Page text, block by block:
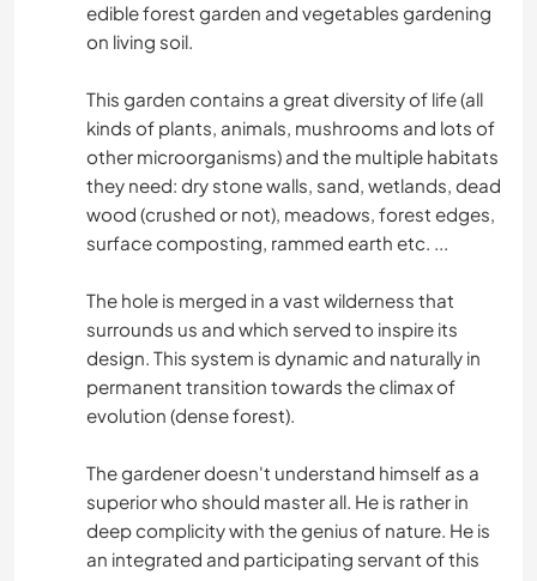
edible forest garden and vegetables gardening
on living soil.
This garden contains a great diversity of life (all
kinds of plants, animals, mushrooms and lots of
other microorganisms) and the multiple habitats
they need: dry stone walls, sand, wetlands, dead
wood (crushed or not), meadows, forest edges,
surface composting, rammed earth etc. ...
The hole is merged in a vast wilderness that
surrounds us and which served to inspire its
design. This system is dynamic and naturally in
permanent transition towards the climax of
evolution (dense forest).
The gardener doesn't understand himself as a
superior who should master all. He is rather in
deep complicity with the genius of nature. He is
an integrated and participating servant of this